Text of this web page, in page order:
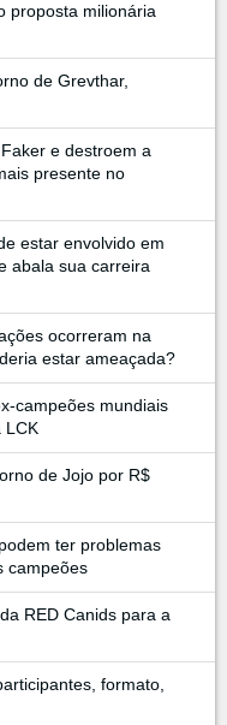
proposta milionária
de Grevthar,
e destroem a
presente no
estar envolvido em
abala sua carreira
ocorreram na
estar ameaçada?
campeões mundiais
LCK
de Jojo por R$
ter problemas
campeões
RED Canids para a
formato,